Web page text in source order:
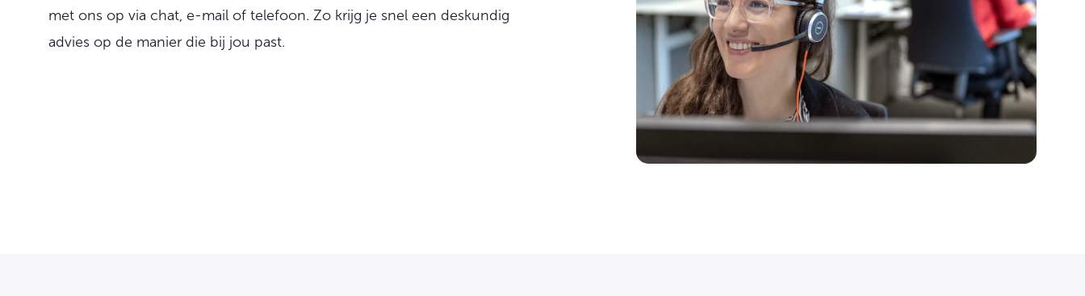
met ons op via chat, e-mail of telefoon. Zo krijg je snel een deskundig
advies op de manier die bij jou past.